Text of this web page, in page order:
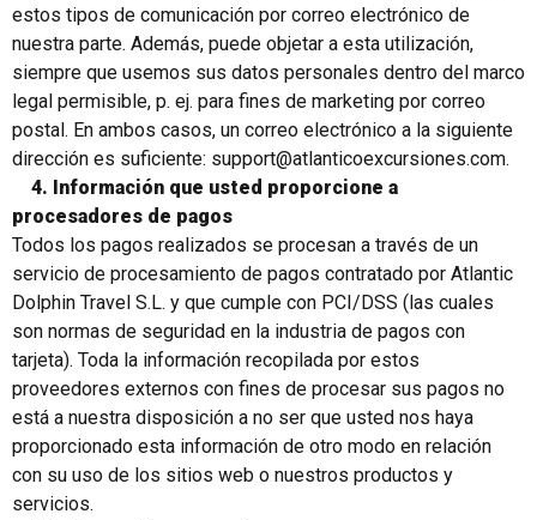
estos tipos de comunicación por correo electrónico de
nuestra parte. Además, puede objetar a esta utilización,
siempre que usemos sus datos personales dentro del marco
legal permisible, p. ej. para fines de marketing por correo
postal. En ambos casos, un correo electrónico a la siguiente
dirección es suficiente: support@atlanticoexcursiones.com.
4. Información que usted proporcione a
procesadores de pagos
Todos los pagos realizados se procesan a través de un
servicio de procesamiento de pagos contratado por Atlantic
Dolphin Travel S.L. y que cumple con PCI/DSS (las cuales
son normas de seguridad en la industria de pagos con
tarjeta). Toda la información recopilada por estos
proveedores externos con fines de procesar sus pagos no
está a nuestra disposición a no ser que usted nos haya
proporcionado esta información de otro modo en relación
con su uso de los sitios web o nuestros productos y
servicios.